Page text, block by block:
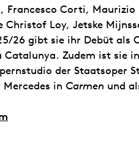
Francesco Corti,
Christof Loy, Jetske
26 gibt sie ihr Debüt als
Catalunya. Zudem ist sie
der Staatsoper
Mercedes in Carmen und